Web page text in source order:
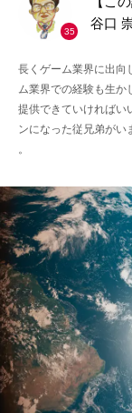
35
谷口
長くゲーム業界に出向
ム業界での経験も生か
提供できていければい
ンになった従兄弟がい
。